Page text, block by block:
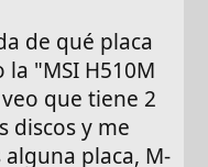
de qué placa
"MSI H510M
que tiene 2
discos y me
placa, M-